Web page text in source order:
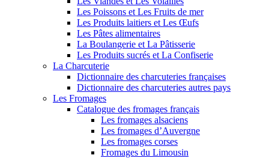
Les Poissons et Les Fruits de mer
Les Produits laitiers et Les Œufs
Les Pâtes alimentaires
La Boulangerie et La Pâtisserie
Les Produits sucrés et La Confiserie
La Charcuterie
Dictionnaire des charcuteries françaises
Dictionnaire des charcuteries autres pays
Les Fromages
Catalogue des fromages français
Les fromages alsaciens
Les fromages d’Auvergne
Les fromages corses
Fromages du Limousin